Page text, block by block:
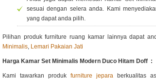
sesuai dengan selera anda. Kami
yang dapat anda pilih.
Pilihan produk furniture ruang kamar lainnya dapat
Minimalis, Lemari Pakaian Jati
Harga Kamar Set Minimalis Modern Duco Hitam Doff :
Kami tawarkan produk furniture jepara berkualitas